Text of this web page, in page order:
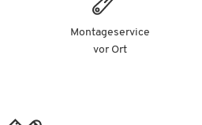
Montageservice
vor Ort